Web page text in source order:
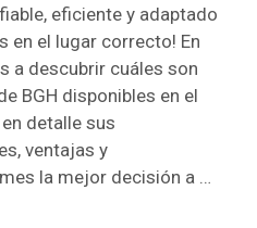
eficiente y adaptado
en el lugar correcto! En
a descubrir cuáles son
BGH disponibles en el
detalle sus
ventajas y
la mejor decisión a …